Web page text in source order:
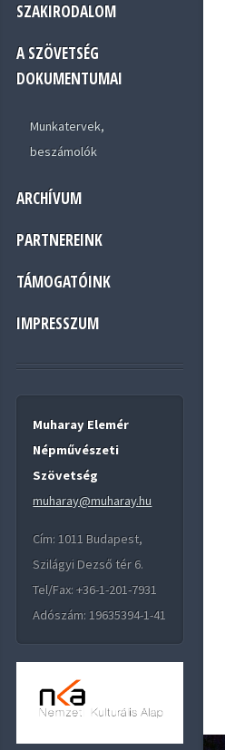
SZAKIRODALOM
A SZÖVETSÉG
DOKUMENTUMAI
Munkatervek,
beszámolók
ARCHÍVUM
PARTNEREINK
TÁMOGATÓINK
IMPRESSZUM
Muharay Elemér
Népművészeti
Szövetség
muharay@muharay.hu
Cím: 1011 Budapest,
Szilágyi Dezső tér 6.
Tel/Fax: +36-1-201-7931
Adószám: 19635394-1-41